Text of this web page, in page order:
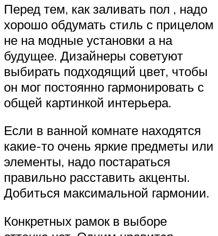
Перед тем, как заливать пол , надо
хорошо обдумать стиль с прицелом
не на модные установки а на
будущее. Дизайнеры советуют
выбирать подходящий цвет, чтобы
он мог постоянно гармонировать с
общей картинкой интерьера.
Если в ванной комнате находятся
какие-то очень яркие предметы или
элементы, надо постараться
правильно расставить акценты.
Добиться максимальной гармонии.
Конкретных рамок в выборе